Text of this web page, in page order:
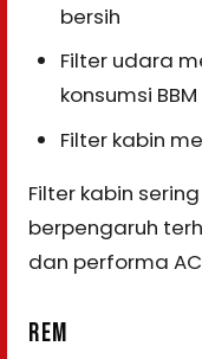
bersih
Filter udara
konsumsi BBM
Filter kabin
Filter kabin
berpengaruh
dan performa
REM